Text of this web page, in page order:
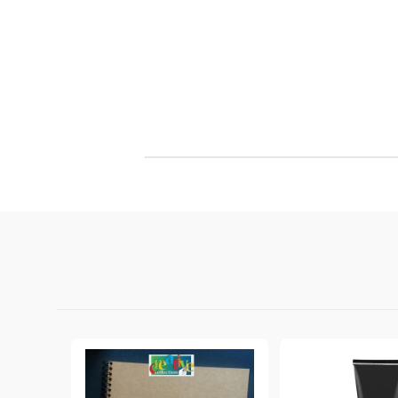
Тебеширено мастило
BRILLIANCE - Пигментно мастило
ВОСЪК